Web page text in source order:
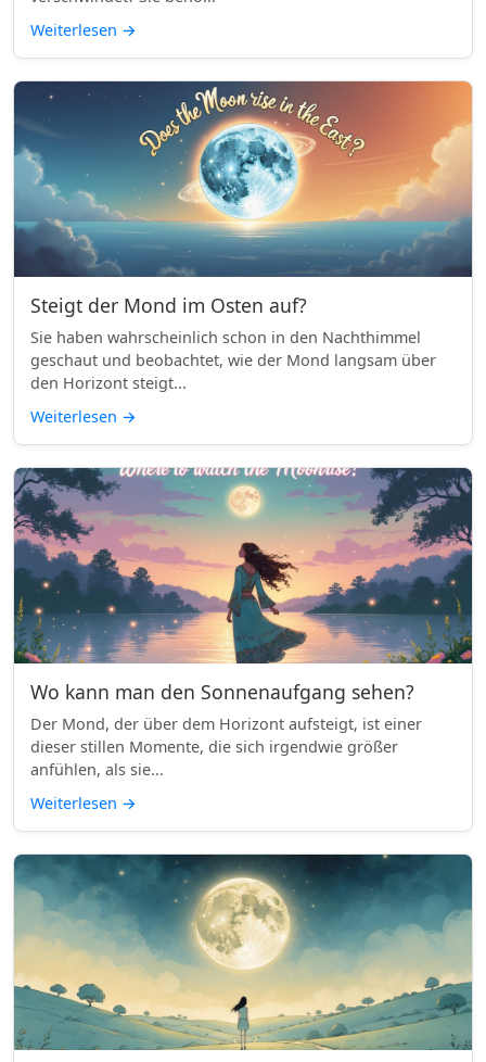
Weiterlesen →
Steigt der Mond im Osten auf?
Sie haben wahrscheinlich schon in den Nachthimmel
geschaut und beobachtet, wie der Mond langsam über
den Horizont steigt...
Weiterlesen →
Wo kann man den Sonnenaufgang sehen?
Der Mond, der über dem Horizont aufsteigt, ist einer
dieser stillen Momente, die sich irgendwie größer
anfühlen, als sie...
Weiterlesen →